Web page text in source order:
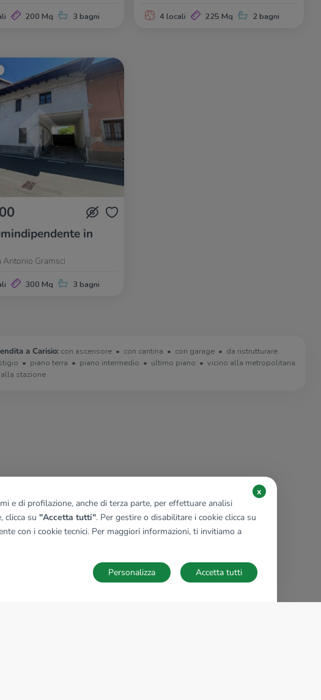
200 Mq 3 bagni 4 locali 225 Mq 2 bagni
in
Antonio Gramsci
300 Mq 3 bagni
a Carisio: con ascensore con cantina con garage
da ristrutturare
piano terra piano intermedio ultimo piano
vicino alla metropolitana
stazione
e di profilazione, anche di terza parte, per effettuare analisi
clicca su "Accetta tutti". Per gestire o disabilitare i cookie clicca su
con i cookie tecnici. Per maggiori informazioni, ti invitiamo a
x
Accetta tutti
Personalizza